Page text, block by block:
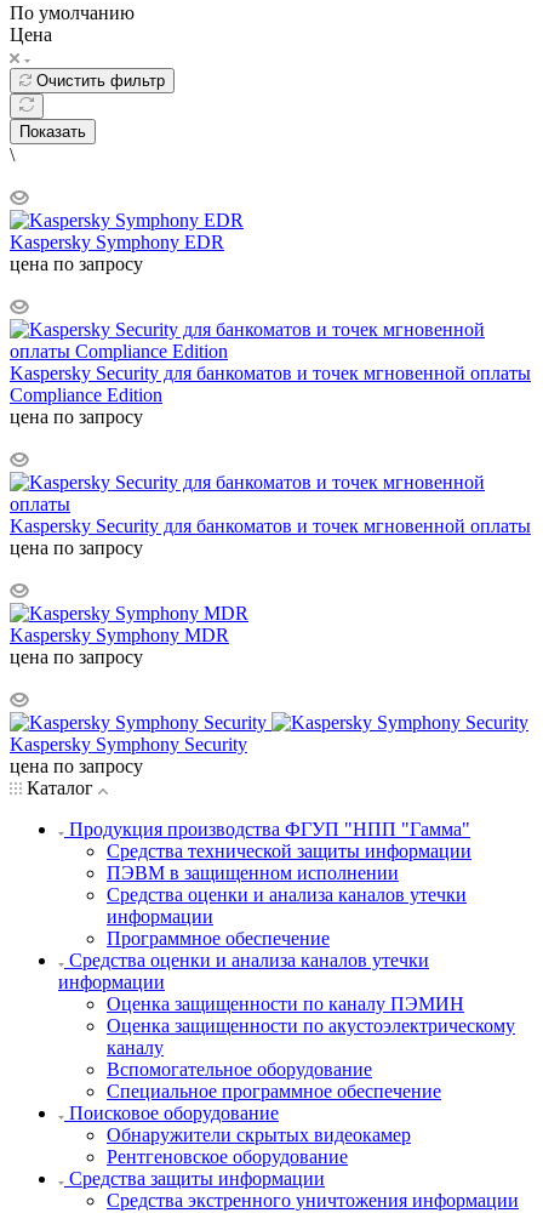
По умолчанию
Цена
Очистить фильтр
Показать
\
Kaspersky Symphony EDR
цена по запросу
Kaspersky Security для банкоматов и точек мгновенной оплаты
Compliance Edition
цена по запросу
Kaspersky Security для банкоматов и точек мгновенной оплаты
цена по запросу
Kaspersky Symphony MDR
цена по запросу
Kaspersky Symphony Security
цена по запросу
Каталог
Продукция производства ФГУП "НПП "Гамма"
Средства технической защиты информации
ПЭВМ в защищенном исполнении
Средства оценки и анализа каналов утечки
информации
Программное обеспечение
Средства оценки и анализа каналов утечки
информации
Оценка защищенности по каналу ПЭМИН
Оценка защищенности по акустоэлектрическому
каналу
Вспомогательное оборудование
Специальное программное обеспечение
Поисковое оборудование
Обнаружители скрытых видеокамер
Рентгеновское оборудование
Средства защиты информации
Средства экстренного уничтожения информации